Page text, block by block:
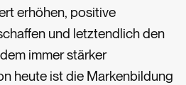
erhöhen, positive
und letztendlich den
immer stärker
heute ist die Markenbildung